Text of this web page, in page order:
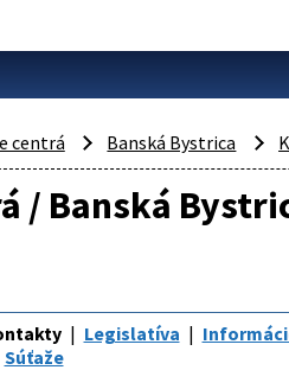
centrá Banská Bystrica
/ Banská
Legislatíva
Súťaže